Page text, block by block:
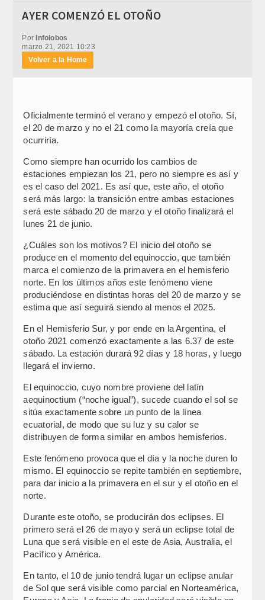
AYER COMENZÓ EL OTOÑO
PorInfolobos
marzo 21, 2021 10:23
Volver a la Home
Oficialmente terminó el verano y empezó el otoño. Sí,
el 20 de marzo y no el 21 como la mayoría creía que
ocurriría.
Como siempre han ocurrido los cambios de
estaciones empiezan los 21, pero no siempre es así y
es el caso del 2021. Es así que, este año, el otoño
será más largo: la transición entre ambas estaciones
será este sábado 20 de marzo y el otoño finalizará el
lunes 21 de junio.
¿Cuáles son los motivos? El inicio del otoño se
produce en el momento del equinoccio, que también
marca el comienzo de la primavera en el hemisferio
norte. En los últimos años este fenómeno viene
produciéndose en distintas horas del 20 de marzo y se
estima que así seguirá siendo al menos el 2025.
En el Hemisferio Sur, y por ende en la Argentina, el
otoño 2021 comenzó exactamente a las 6.37 de este
sábado. La estación durará 92 días y 18 horas, y luego
llegará el invierno.
El equinoccio, cuyo nombre proviene del latín
aequinoctium (“noche igual”), sucede cuando el sol se
sitúa exactamente sobre un punto de la línea
ecuatorial, de modo que su luz y su calor se
distribuyen de forma similar en ambos hemisferios.
Este fenómeno provoca que el día y la noche duren lo
mismo. El equinoccio se repite también en septiembre,
para dar inicio a la primavera en el sur y el otoño en el
norte.
Durante este otoño, se producirán dos eclipses. El
primero será el 26 de mayo y será un eclipse total de
Luna que será visible en el este de Asia, Australia, el
Pacífico y América.
En tanto, el 10 de junio tendrá lugar un eclipse anular
de Sol que será visible como parcial en Norteamérica,